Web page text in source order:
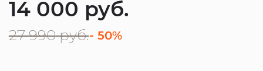
14 000 руб.
27 990 руб.- 50%